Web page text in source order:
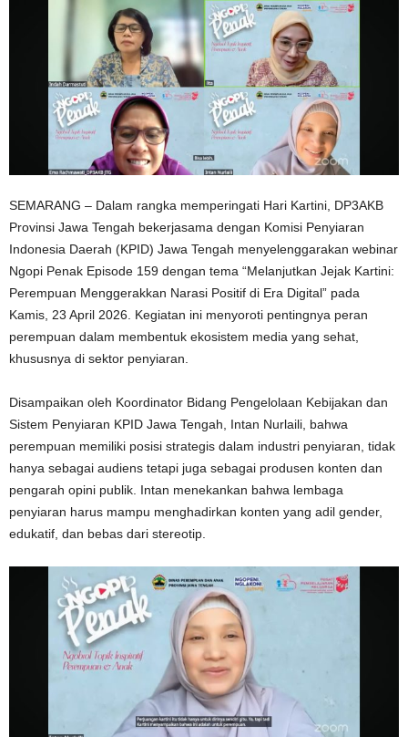
SEMARANG – Dalam rangka memperingati Hari Kartini, DP3AKB
Provinsi Jawa Tengah bekerjasama dengan Komisi Penyiaran
Indonesia Daerah (KPID) Jawa Tengah menyelenggarakan webinar
Ngopi Penak Episode 159 dengan tema “Melanjutkan Jejak Kartini:
Perempuan Menggerakkan Narasi Positif di Era Digital” pada
Kamis, 23 April 2026. Kegiatan ini menyoroti pentingnya peran
perempuan dalam membentuk ekosistem media yang sehat,
khususnya di sektor penyiaran.
Disampaikan oleh Koordinator Bidang Pengelolaan Kebijakan dan
Sistem Penyiaran KPID Jawa Tengah, Intan Nurlaili, bahwa
perempuan memiliki posisi strategis dalam industri penyiaran, tidak
hanya sebagai audiens tetapi juga sebagai produsen konten dan
pengarah opini publik. Intan menekankan bahwa lembaga
penyiaran harus mampu menghadirkan konten yang adil gender,
edukatif, dan bebas dari stereotip.